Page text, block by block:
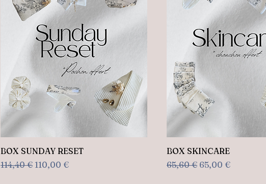
Aperçu rapide
BOX SUNDAY RESET
Prix original
114,40 € Prix promotionnel
110,00 €
Aperçu rapide
BOX SKINCARE
Prix original
65,60 € Prix promotionnel
65,00 €